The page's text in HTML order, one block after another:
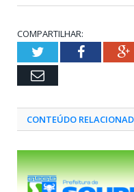
COMPARTILHAR:
TwitterFacebook
Email
CONTEÚDO